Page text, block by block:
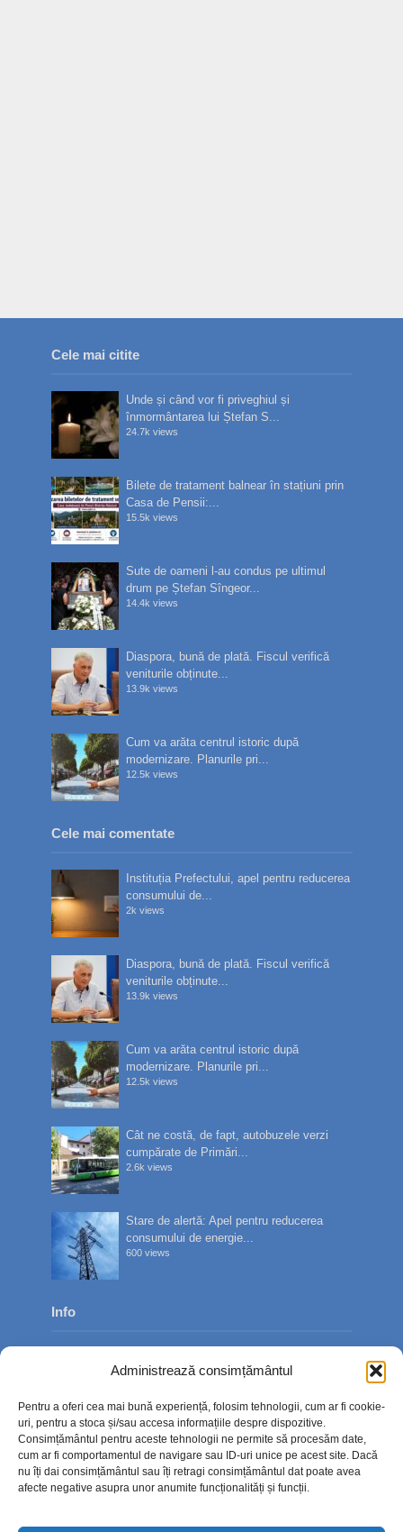
Administrează consimțământul
Pentru a oferi cea mai bună experiență, folosim tehnologii, cum ar fi cookie-
uri, pentru a stoca și/sau accesa informațiile despre dispozitive.
Consimțământul pentru aceste tehnologii ne permite să procesăm date,
cum ar fi comportamentul de navigare sau ID-uri unice pe acest site. Dacă
nu îți dai consimțământul sau îți retragi consimțământul dat poate avea
afecte negative asupra unor anumite funcționalități și funcții.
Cele mai citite
Unde și când vor fi priveghiul și
înmormântarea lui Ștefan S...
24.7k views
Bilete de tratament balnear în stațiuni prin
Casa de Pensii:...
15.5k views
Sute de oameni l-au condus pe ultimul
drum pe Ștefan Sîngeor...
14.4k views
Diaspora, bună de plată. Fiscul verifică
veniturile obținute...
13.9k views
Cum va arăta centrul istoric după
modernizare. Planurile pri...
12.5k views
Cele mai comentate
Instituția Prefectului, apel pentru reducerea
consumului de...
2k views
Diaspora, bună de plată. Fiscul verifică
veniturile obținute...
13.9k views
Cum va arăta centrul istoric după
modernizare. Planurile pri...
12.5k views
Cât ne costă, de fapt, autobuzele verzi
cumpărate de Primări...
2.6k views
Stare de alertă: Apel pentru reducerea
consumului de energie...
600 views
Info
Contact
Politica de confidențialitate
Politică cookie-uri (UE)